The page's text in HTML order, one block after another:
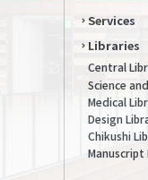
Services
Libraries
Central
Science
Medical
Design
Chikushi
Manuscript